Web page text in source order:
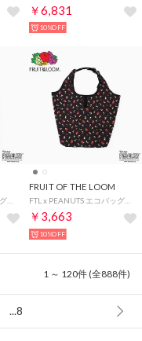
￥6,831
10%OFF
FRUIT OF THE LOOM
FTL x PEANUTS エコバッグL1/ピーナッツコラボ スヌーピー ロゴ 総柄プリント （チャコール）
￥3,663
10%OFF
1 ～ 120件 (全888件)
...8